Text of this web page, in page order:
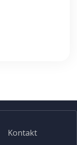
Kontakt